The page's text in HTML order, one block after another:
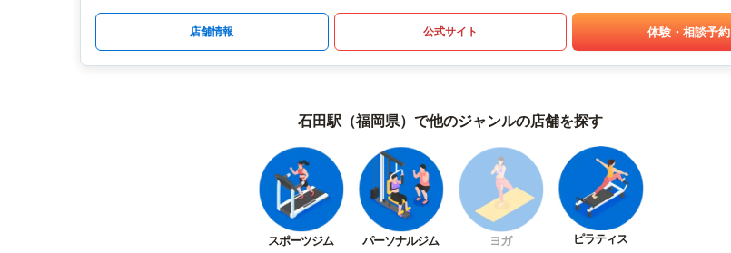
店舗情報 公式サイト 体験・相談予約
石田駅（福岡県）で他のジャンルの店舗を探す
スポーツジム パーソナルジム ヨガ ピラティス